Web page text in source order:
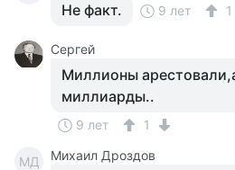
Не факт. 9 лет 1
Сергей
Миллионы
миллиарды..
9 лет 1
МД Михаил Дроздов